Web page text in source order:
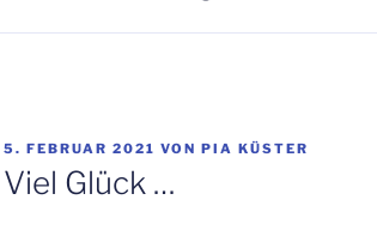
VERÖFFENTLICHT
AM
5. FEBRUAR 2021 VON PIA KÜSTER
Viel Glück …